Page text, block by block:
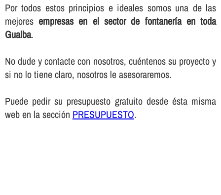
Por todos estos principios e ideales somos una de las
mejoresempresas en el sector de fontanerí­a en toda
Gualba.
No dude y contacte con nosotros, cuéntenos su proyecto y
si no lo tiene claro, nosotros le asesoraremos.
Puede pedir su presupuesto gratuito desde ésta misma
web en la sección PRESUPUESTO.